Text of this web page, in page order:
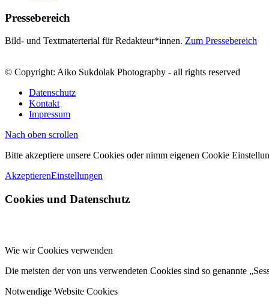
Pressebereich
Bild- und Textmaterterial für Redakteur*innen. Zum Pressebereich
© Copyright: Aiko Sukdolak Photography - all rights reserved
Datenschutz
Kontakt
Impressum
Nach oben scrollen
Bitte akzeptiere unsere Cookies oder nimm eigenen Cookie
AkzeptierenEinstellungen
Cookies und Datenschutz
Wie wir Cookies verwenden
Die meisten der von uns verwendeten Cookies sind so genannte
Notwendige Website Cookies